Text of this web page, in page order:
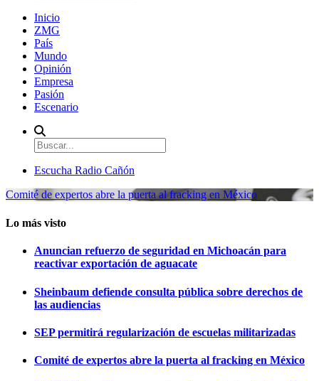
Inicio
ZMG
País
Mundo
Opinión
Empresa
Pasión
Escenario
Escucha Radio Cañón
Comité de expertos abre la puerta al fracking en México
Lo más visto
Anuncian refuerzo de seguridad en Michoacán para
reactivar exportación de aguacate
Sheinbaum defiende consulta pública sobre derechos de
las audiencias
SEP permitirá regularización de escuelas militarizadas
Comité de expertos abre la puerta al fracking en México